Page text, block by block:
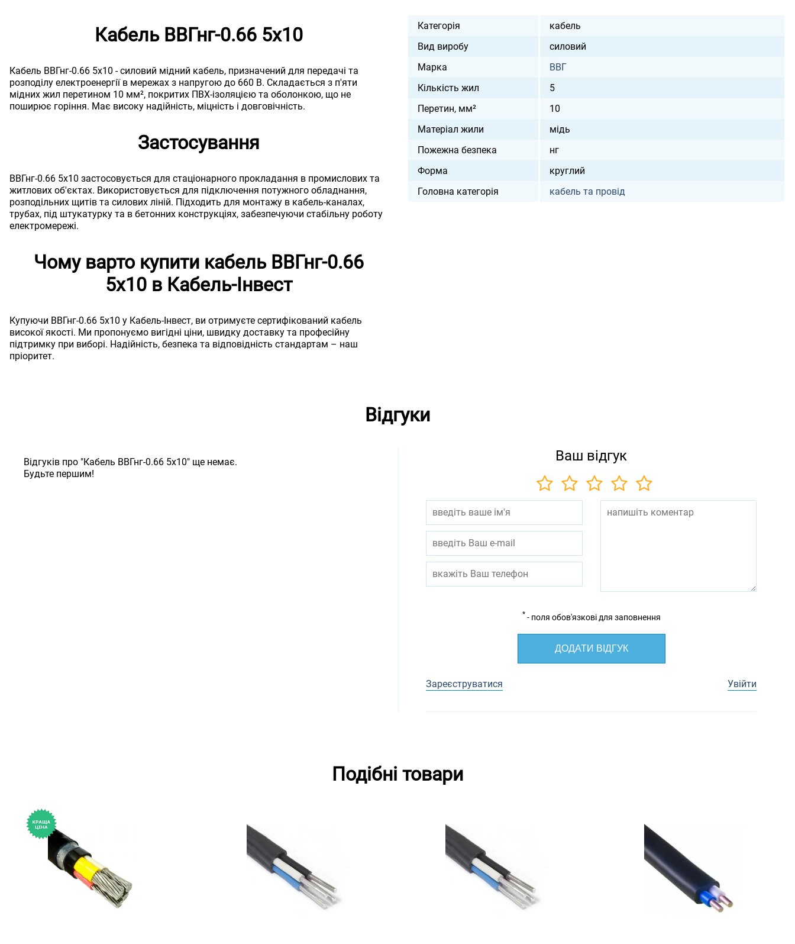
Кабель ВВГнг-0.66 5х10
Кабель ВВГнг-0.66 5х10 - силовий мідний кабель, призначений для передачі та
розподілу електроенергії в мережах з напругою до 660 В. Складається з п'яти
мідних жил перетином 10 мм², покритих ПВХ-ізоляцією та оболонкою, що не
поширює горіння. Має високу надійність, міцність і довговічність.
Застосування
ВВГнг-0.66 5х10 застосовується для стаціонарного прокладання в промислових та
житлових об'єктах. Використовується для підключення потужного обладнання,
розподільних щитів та силових ліній. Підходить для монтажу в кабель-каналах,
трубах, під штукатурку та в бетонних конструкціях, забезпечуючи стабільну роботу
електромережі.
Чому варто купити кабель ВВГнг-0.66
5х10 в Кабель-Інвест
Купуючи ВВГнг-0.66 5х10 у Кабель-Інвест, ви отримуєте сертифікований кабель
високої якості. Ми пропонуємо вигідні ціни, швидку доставку та професійну
підтримку при виборі. Надійність, безпека та відповідність стандартам – наш
пріоритет.
Категорія
кабель
Вид виробу
силовий
Марка
ВВГ
Кількість жил
5
Перетин, мм²
10
Матеріал жили
мідь
Пожежна безпека
нг
Форма
круглий
Головна категорія
кабель та провід
Відгуки
Відгуків про "Кабель ВВГнг-0.66 5х10" ще немає.
Будьте першим!
Ваш відгук
* - поля обов'язкові для заповнення
ДОДАТИ ВІДГУК
Зареєструватися Увійти
Подібні товари